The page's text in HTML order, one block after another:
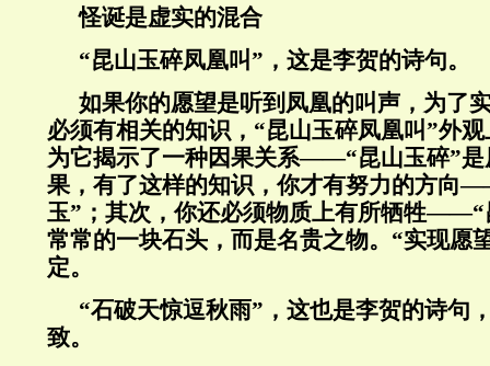
怪诞是虚实的混合
“昆山玉碎凤凰叫”，这是李贺的诗句。
如果你的愿望是听到凤凰的叫声，为了
必须有相关的知识，“昆山玉碎凤凰叫”外
为它揭示了一种因果关系——“昆山玉碎”是
果，有了这样的知识，你才有努力的方向
玉”；其次，你还必须物质上有所牺牲——“
常常的一块石头，而是名贵之物。“实现愿
定。
“石破天惊逗秋雨”，这也是李贺的诗句
致。